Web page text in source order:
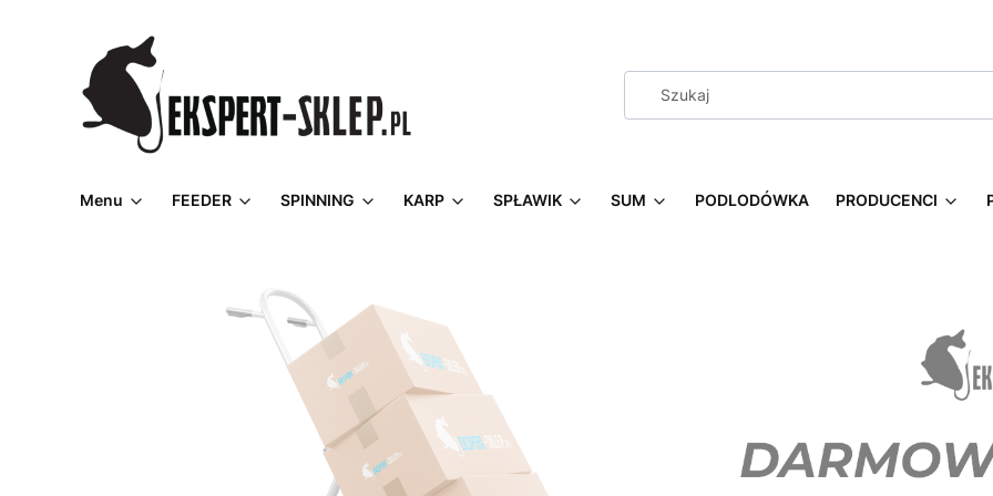
Menu FEEDER SPINNING KARP SPŁAWIK SUM PODLODÓWKA PRODUCENCI